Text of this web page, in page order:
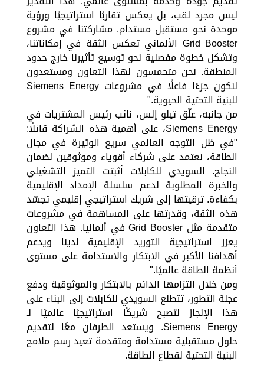
ليس مجرد لقب، بل يعكس تقاربًا استراتيجيًا ورؤية
موحدة نحو مستقبل مستدام. مشاركتنا في مشروع
Grid Booster الألماني تعكس الثقة في إمكاناتنا،
وتشكل خطوة مفصلية نحو توسيع تأثيرنا خارج حدود
المنطقة. نحن متحمسون لهذا التعاون ومستعدون
لنكون جزءًا فاعلًا في مشروعات Siemens Energy
للبنية التحتية الحيوية."
من جانبه، علّق تيلو إلس، نائب رئيس المشتريات في
Siemens Energy، على أهمية هذه الشراكة قائلًا:
"في ظل التوجه العالمي سريع الوتيرة في مجال
الطاقة، نعتمد على شركاء أقوياء وموثوقين لضمان
النجاح. السويدي للكابلات أثبتت التميز التشغيلي
والخبرة المطلوبة لدعم سلسلة الإمداد الإقليمية
بكفاءة. ترقيتها إلى شريك استراتيجي إقليمي تجسّد
هذه الثقة، وقدرتها على المساهمة في مشروعات
متقدمة مثل Grid Booster في ألمانيا. هذا التعاون
يعزز استراتيجية التوريد الإقليمية لدينا ويدعم
أهدافنا الأكبر في الابتكار والاستدامة على مستوى
أنظمة الطاقة عالميًا."
ومن خلال التزامها الدائم بالابتكار والموثوقية ودفع
عجلة التطور، تتطلع السويدي للكابلات إلى البناء على
هذا الإنجاز لتصبح شريكًا استراتيجيًا عالميًا لـ
Siemens Energy. ويستعد الطرفان معًا لتقديم
حلول مستقبلية مستدامة ومتقدمة تعيد رسم ملامح
البنية التحتية لقطاع الطاقة.